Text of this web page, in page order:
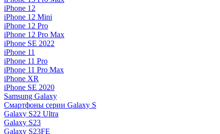
iPhone 12
iPhone 12 Mini
iPhone 12 Pro
iPhone 12 Pro Max
iPhone SE 2022
iPhone 11
iPhone 11 Pro
iPhone 11 Pro Max
iPhone XR
iPhone SE 2020
Samsung Galaxy
Смартфоны серии Galaxy S
Galaxy S22 Ultra
Galaxy S23
Galaxy S23FE